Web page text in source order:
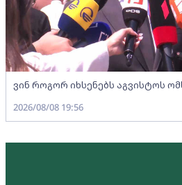
ვინ როგორ იხსენებს აგვისტოს
2026/08/08 19:56